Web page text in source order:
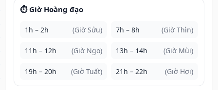
⏱️ Giờ Hoàng đạo
1h – 2h (Giờ Sửu) 7h – 8h (Giờ Thìn)
11h – 12h (Giờ Ngọ) 13h – 14h (Giờ Mùi)
19h – 20h (Giờ Tuất) 21h – 22h (Giờ Hợi)